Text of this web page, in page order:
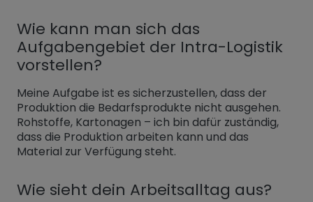
Wie kann man sich das
Aufgabengebiet der Intra-Logistik
vorstellen?
Meine Aufgabe ist es sicherzustellen, dass der
Produktion die Bedarfsprodukte nicht ausgehen.
Rohstoffe, Kartonagen – ich bin dafür zuständig,
dass die Produktion arbeiten kann und das
Material zur Verfügung steht.
Wie sieht dein Arbeitsalltag aus?